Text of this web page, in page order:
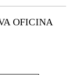
OFICINA